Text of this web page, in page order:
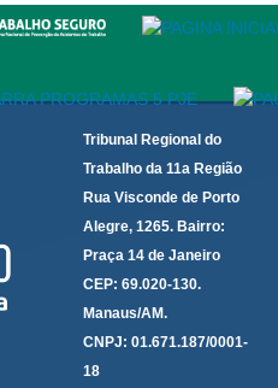
Tribunal Regional do
Trabalho da 11a Região
Rua Visconde de Porto
Alegre, 1265. Bairro:
Praça 14 de Janeiro
CEP: 69.020-130.
Manaus/AM.
CNPJ: 01.671.187/0001-
18